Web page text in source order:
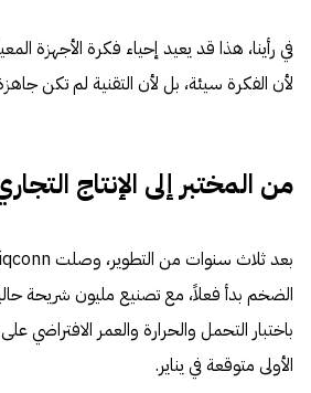
في رأينا، هذا قد يعيد إحياء فكرة الأجهزة
لأن الفكرة سيئة، بل لأن التقنية لم تكن
من المختبر إلى الإنتاج
الضخم بدأ فعلاً، مع تصنيع مليون شريحة
باختبار التحمل والحرارة والعمر الافتراضي
الأولى متوقعة في يناير.